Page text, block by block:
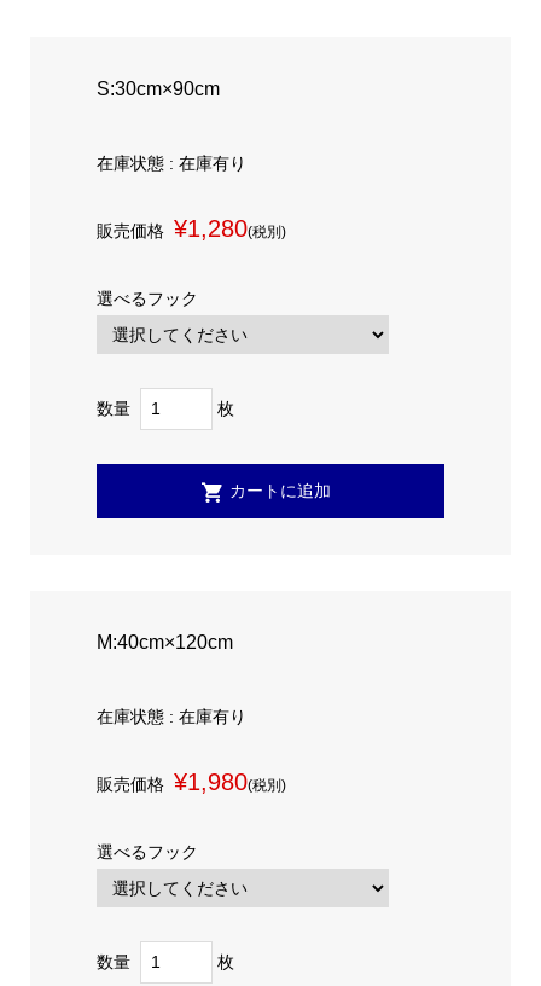
S:30cm×90cm
在庫状態 : 在庫有り
販売価格 ¥1,280(税別)
選べるフック
数量 枚
M:40cm×120cm
在庫状態 : 在庫有り
販売価格 ¥1,980(税別)
選べるフック
数量 枚